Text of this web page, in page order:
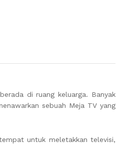
di ruang keluarga. Banyak
sebuah Meja TV yang
untuk meletakkan televisi,